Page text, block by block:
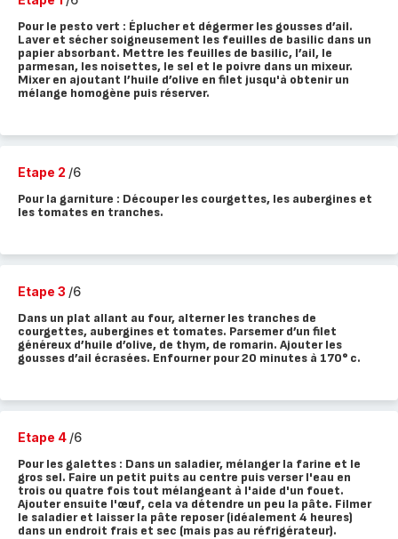
Pour le pesto vert : Éplucher et dégermer les gousses d’ail.
Laver et sécher soigneusement les feuilles de basilic dans un
papier absorbant. Mettre les feuilles de basilic, l’ail, le
parmesan, les noisettes, le sel et le poivre dans un mixeur.
Mixer en ajoutant l’huile d’olive en filet jusqu'à obtenir un
mélange homogène puis réserver.
Etape 2 /6
Pour la garniture : Découper les courgettes, les aubergines et
les tomates en tranches.
Etape 3 /6
Dans un plat allant au four, alterner les tranches de
courgettes, aubergines et tomates. Parsemer d’un filet
généreux d’huile d’olive, de thym, de romarin. Ajouter les
gousses d’ail écrasées. Enfourner pour 20 minutes à 170° c.
Etape 4 /6
Pour les galettes : Dans un saladier, mélanger la farine et le
gros sel. Faire un petit puits au centre puis verser l'eau en
trois ou quatre fois tout mélangeant à l'aide d'un fouet.
Ajouter ensuite l'œuf, cela va détendre un peu la pâte. Filmer
le saladier et laisser la pâte reposer (idéalement 4 heures)
dans un endroit frais et sec (mais pas au réfrigérateur).